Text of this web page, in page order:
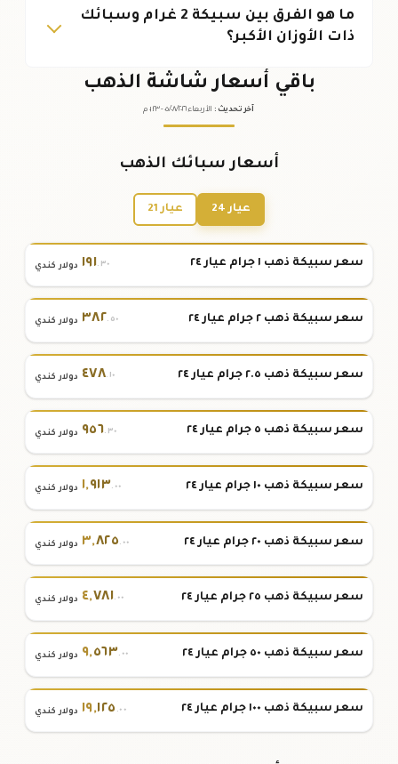
ما هو الفرق بين سبيكة 2 غرام وسبائك
ذات الأوزان الأكبر؟
باقي أسعار شاشة الذهب
آخر تحديث : الأربعاء ٠٥ /٠٨/٢٠٢٦ - ٠١:٢٣ م
أسعار سبائك الذهب
عيار 24 عيار 21
سعر سبيكة ذهب ١ جرام عيار ٢٤ ١٩١.٣٠ دولار كندي
سعر سبيكة ذهب ٢ جرام عيار ٢٤ ٣٨٢.٥٠ دولار كندي
سعر سبيكة ذهب ٢.٥ جرام عيار ٢٤ ٤٧٨.١٠ دولار كندي
سعر سبيكة ذهب ٥ جرام عيار ٢٤ ٩٥٦.٣٠ دولار كندي
سعر سبيكة ذهب ١٠ جرام عيار ٢٤ ١,٩١٣.٠٠ دولار كندي
سعر سبيكة ذهب ٢٠ جرام عيار ٢٤ ٣,٨٢٥.٠٠ دولار كندي
سعر سبيكة ذهب ٢٥ جرام عيار ٢٤ ٤,٧٨١.٠٠ دولار كندي
سعر سبيكة ذهب ٥٠ جرام عيار ٢٤ ٩,٥٦٣.٠٠ دولار كندي
سعر سبيكة ذهب ١٠٠ جرام عيار ٢٤ ١٩,١٢٥ .٠٠ دولار كندي